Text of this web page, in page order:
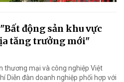
động sản khu vực
tăng trưởng mới"
thương mại và công nghiệp Việt
Diễn đàn doanh nghiệp phối hợp với